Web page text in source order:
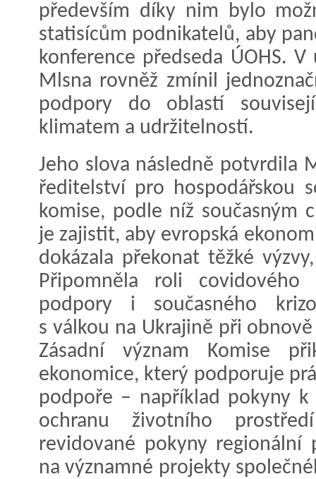
především díky nim bylo
statisícům podnikatelů, aby
konference předseda ÚOHS.
Mlsna rovněž zmínil
podpory do oblastí
klimatem a udržitelností.
Jeho slova následně potvrdila
ředitelství pro hospodářskou
komise, podle níž
je zajistit, aby evropská
dokázala překonat těžké
Připomněla roli covidového
podpory i současného
s válkou na Ukrajině při
Zásadní význam Komise
ekonomice, který podporuje
podpoře – například pokyny
ochranu životního
revidované pokyny
na významné projekty